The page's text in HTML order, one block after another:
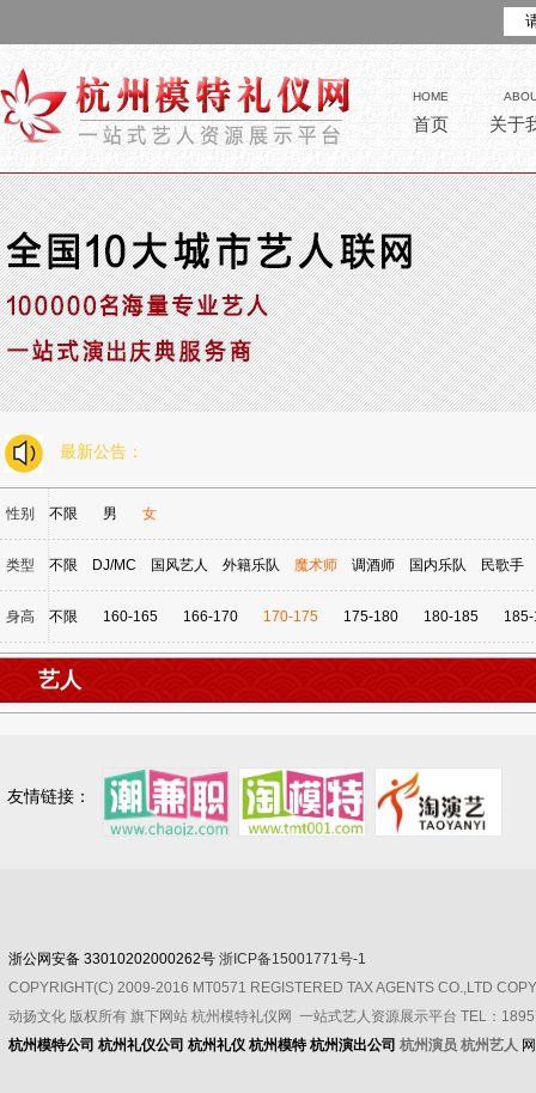
HOME
首页 关于
最新公告：
性别 不限 男 女
类型 不限 DJ/MC 国风艺人 外籍乐队 魔术师 调酒师 国内乐队 民歌手
身高 不限 160-165 166-170 170-175 175-180 180-185
艺人
友情链接：
浙公网安备 33010202000262号 浙ICP备15001771号-1
COPYRIGHT(C) 2009-2016 MT0571 REGISTERED TAX AGENTS CO.,LTD
动扬文化 版权所有 旗下网站 杭州模特礼仪网 一站式艺人资源展示平台 TEL：
杭州模特公司 杭州礼仪公司 杭州礼仪 杭州模特 杭州演出公司 杭州演员 杭州艺人